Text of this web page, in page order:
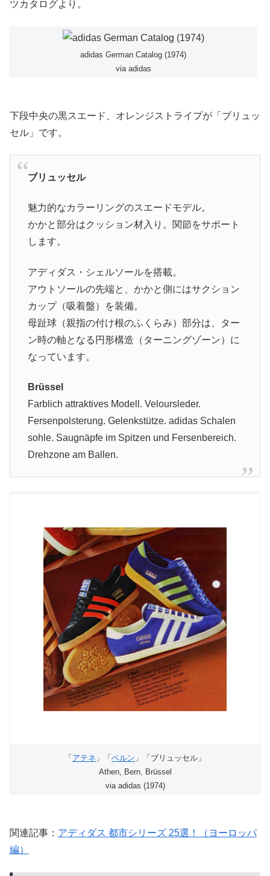
ツカタログより。
adidas German Catalog (1974)
via adidas
下段中央の黒スエード、オレンジストライプが「ブリュッ
セル」です。
ブリュッセル
魅力的なカラーリングのスエードモデル。
かかと部分はクッション材入り。関節をサポート
します。
アディダス・シェルソールを搭載。
アウトソールの先端と、かかと側にはサクション
カップ（吸着盤）を装備。
母趾球（親指の付け根のふくらみ）部分は、ター
ン時の軸となる円形構造（ターニングゾーン）に
なっています。
Brüssel
Farblich attraktives Modell. Veloursleder.
Fersenpolsterung. Gelenkstütze. adidas Schalen
sohle. Saugnäpfe im Spitzen und Fersenbereich.
Drehzone am Ballen.
「 アテネ 」「 ベルン 」「ブリュッセル」
Athen, Bern, Brüssel
via adidas (1974)
関連記事： アディダス 都市シリーズ 25選！（ヨーロッパ
編）